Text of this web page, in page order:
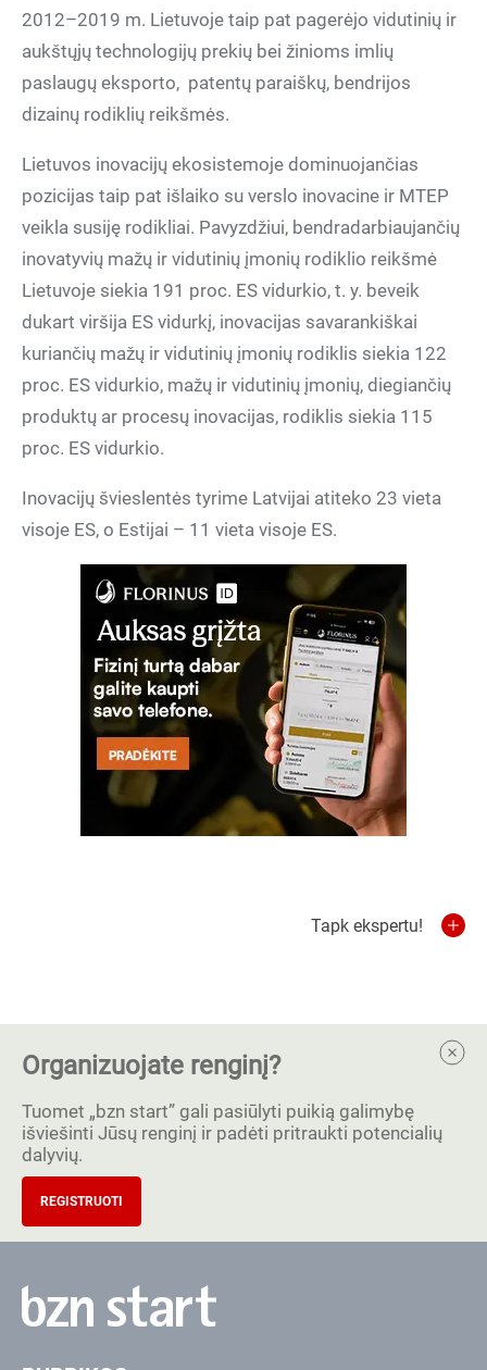
2012–2019 m. Lietuvoje taip pat pagerėjo vidutinių ir
aukštųjų technologijų prekių bei žinioms imlių
paslaugų eksporto, patentų paraiškų, bendrijos
dizainų rodiklių reikšmės.
Lietuvos inovacijų ekosistemoje dominuojančias
pozicijas taip pat išlaiko su verslo inovacine ir MTEP
veikla susiję rodikliai. Pavyzdžiui, bendradarbiaujančių
inovatyvių mažų ir vidutinių įmonių rodiklio reikšmė
Lietuvoje siekia 191 proc. ES vidurkio, t. y. beveik
dukart viršija ES vidurkį, inovacijas savarankiškai
kuriančių mažų ir vidutinių įmonių rodiklis siekia 122
proc. ES vidurkio, mažų ir vidutinių įmonių, diegiančių
produktų ar procesų inovacijas, rodiklis siekia 115
proc. ES vidurkio.
Inovacijų švieslentės tyrime Latvijai atiteko 23 vieta
visoje ES, o Estijai – 11 vieta visoje ES.
Tapk ekspertu!
Organizuojate renginį?
Tuomet „bzn start” gali pasiūlyti puikią galimybę
išviešinti Jūsų renginį ir padėti pritraukti potencialių
dalyvių.
REGISTRUOTI